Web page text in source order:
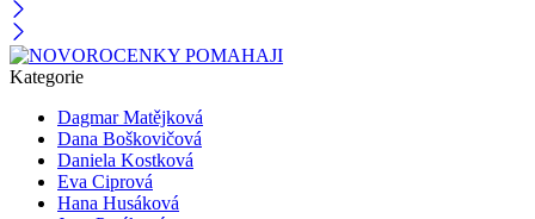
Kategorie
Dagmar Matějková
Dana Boškovičová
Daniela Kostková
Eva Ciprová
Hana Husáková